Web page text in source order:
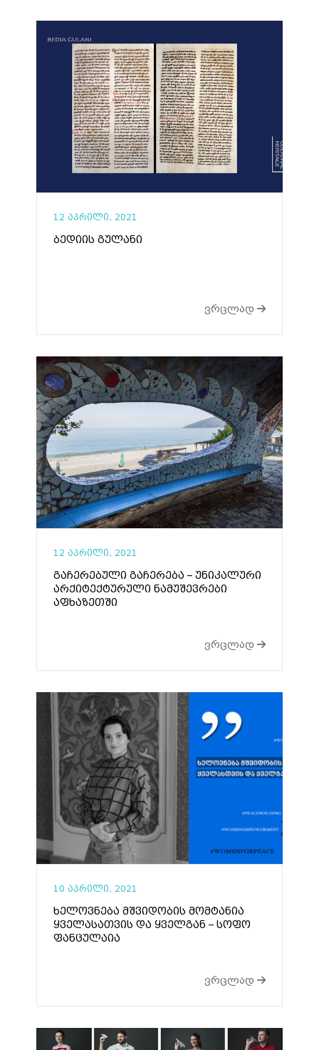
12 აპრილი, 2021
ბედიის გულანი
ვრცლად
12 აპრილი, 2021
გაჩერებული გაჩერება – უნიკალური
არქიტექტურული ნამუშევრები
აფხაზეთში
ვრცლად
10 აპრილი, 2021
ხელოვნება მშვიდობის მომტანია
ყველასათვის და ყველგან – სოფო
ფანცულაია
ვრცლად